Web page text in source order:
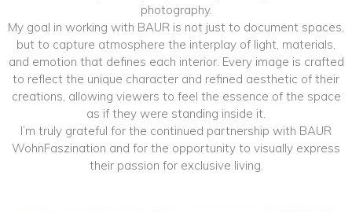
photography.
My goal in working with BAUR is not just to document spaces,
but to capture atmosphere the interplay of light, materials,
and emotion that defines each interior. Every image is crafted
to reflect the unique character and refined aesthetic of their
creations, allowing viewers to feel the essence of the space
as if they were standing inside it.
I’m truly grateful for the continued partnership with BAUR
WohnFaszination and for the opportunity to visually express
their passion for exclusive living.